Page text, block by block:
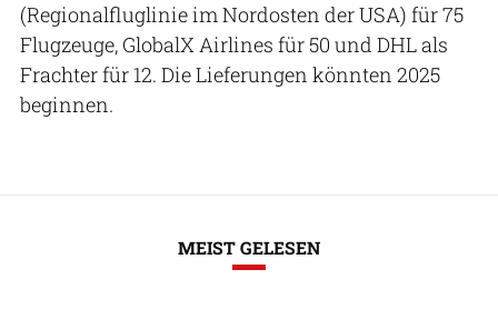
(Regionalfluglinie im Nordosten der USA) für 75
Flugzeuge, GlobalX Airlines für 50 und DHL als
Frachter für 12. Die Lieferungen könnten 2025
beginnen.
MEIST GELESEN